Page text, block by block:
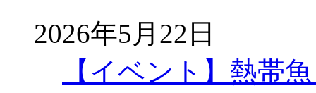
2026年5月22日
【イベント】熱帯